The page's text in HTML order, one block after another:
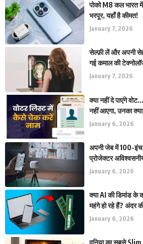
पोको M8 कल भारत में
भरपूर, यहाँ है कीमत!
January 7, 2026
सेल्फ़ी लें और अपनी
गई कमाल की
January 7, 2026
क्या नहीं दे पाएंगे
नहीं आएगा, उनका क्या
January 6, 2026
अपनी जेब में 100-इंच
प्रोजेक्टर
January 6, 2026
क्या AI की डिमांड के
महंगे हो रहे हैं? अंदर
January 6, 2026
दुनिया का सबसे Slim